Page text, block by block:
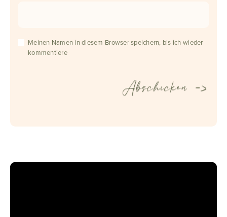
Meinen Namen in diesem Browser speichern, bis ich wieder
kommentiere